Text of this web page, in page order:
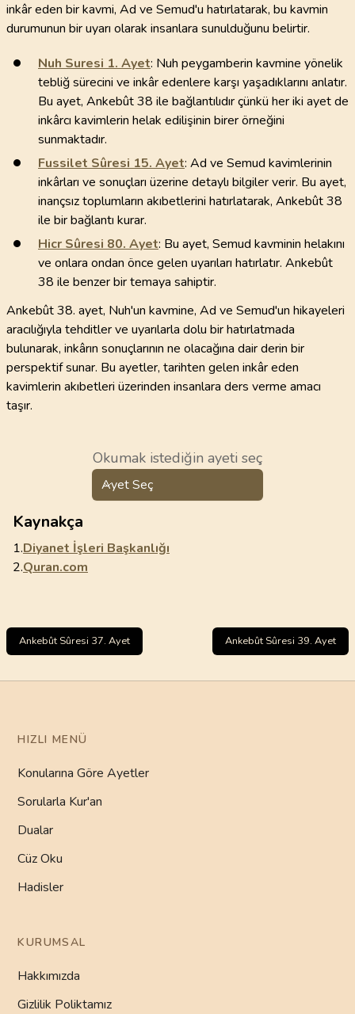
inkâr eden bir kavmi, Ad ve Semud'u hatırlatarak, bu kavmin
durumunun bir uyarı olarak insanlara sunulduğunu belirtir.
Nuh Suresi 1. Ayet: Nuh peygamberin kavmine yönelik
tebliğ sürecini ve inkâr edenlere karşı yaşadıklarını anlatır.
Bu ayet, Ankebût 38 ile bağlantılıdır çünkü her iki ayet de
inkârcı kavimlerin helak edilişinin birer örneğini
sunmaktadır.
Fussilet Sûresi 15. Ayet: Ad ve Semud kavimlerinin
inkârları ve sonuçları üzerine detaylı bilgiler verir. Bu ayet,
inançsız toplumların akıbetlerini hatırlatarak, Ankebût 38
ile bir bağlantı kurar.
Hicr Sûresi 80. Ayet: Bu ayet, Semud kavminin helakını
ve onlara ondan önce gelen uyarıları hatırlatır. Ankebût
38 ile benzer bir temaya sahiptir.
Ankebût 38. ayet, Nuh'un kavmine, Ad ve Semud'un hikayeleri
aracılığıyla tehditler ve uyarılarla dolu bir hatırlatmada
bulunarak, inkârın sonuçlarının ne olacağına dair derin bir
perspektif sunar. Bu ayetler, tarihten gelen inkâr eden
kavimlerin akıbetleri üzerinden insanlara ders verme amacı
taşır.
Okumak istediğin ayeti seç
Ayet Seç
Kaynakça
1.Diyanet İşleri Başkanlığı
2.Quran.com
Ankebût Sûresi 37. Ayet Ankebût Sûresi 39. Ayet
HIZLI MENÜ
Konularına Göre Ayetler
Sorularla Kur'an
Dualar
Cüz Oku
Hadisler
KURUMSAL
Hakkımızda
Gizlilik Poliktamız